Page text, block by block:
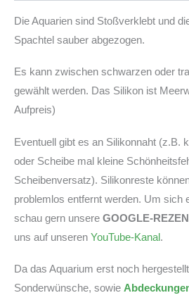
Die Aquarien sind Stoßverklebt und
Spachtel sauber abgezogen.
Es kann zwischen schwarzen oder
gewählt werden. Das Silikon ist
Aufpreis)
Eventuell gibt es an Silikonnaht (z.B.
oder Scheibe mal kleine
Scheibenversatz). Silikonreste
problemlos entfernt werden. Um sich
schau gern unsere GOOGLE-
uns auf unseren YouTube-Kanal.
Da das Aquarium erst noch
Sonderwünsche, sowie